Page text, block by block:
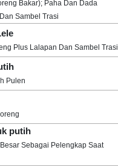
Bakar); Paha Dan Dada
Sambel Trasi
Plus Lalapan Dan Sambel Trasi
Pulen
putih
Sebagai Pelengkap Saat